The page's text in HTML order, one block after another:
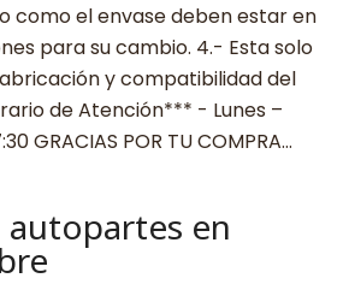
como el envase deben estar en
para su cambio. 4.- Esta solo
y compatibilidad del
de Atención*** - Lunes –
GRACIAS POR TU COMPRA…
autopartes en